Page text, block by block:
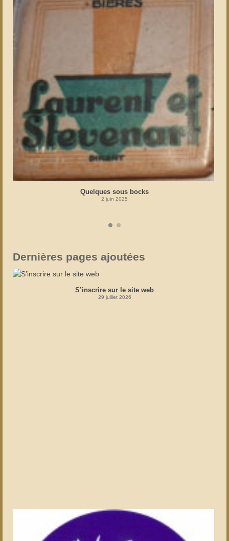
Quelques sous bocks
2 juin 2025
Dernières pages ajoutées
S’inscrire sur le site web
29 juillet 2026